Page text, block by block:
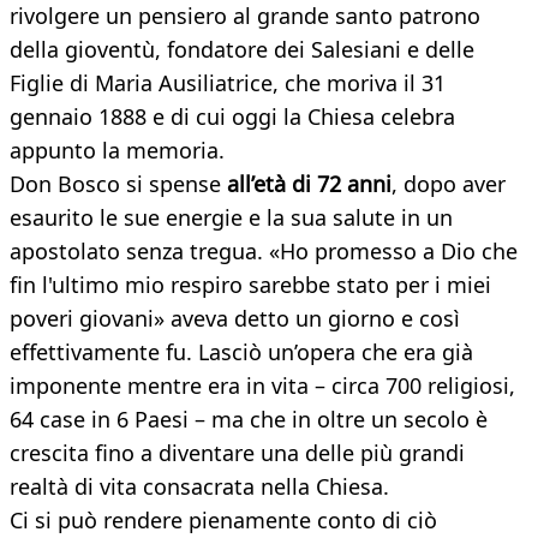
rivolgere un pensiero al grande santo patrono
della gioventù, fondatore dei Salesiani e delle
Figlie di Maria Ausiliatrice, che moriva il 31
gennaio 1888 e di cui oggi la Chiesa celebra
appunto la memoria.
Don Bosco si spense all’età di 72 anni, dopo aver
esaurito le sue energie e la sua salute in un
apostolato senza tregua. «Ho promesso a Dio che
fin l'ultimo mio respiro sarebbe stato per i miei
poveri giovani» aveva detto un giorno e così
effettivamente fu. Lasciò un’opera che era già
imponente mentre era in vita – circa 700 religiosi,
64 case in 6 Paesi – ma che in oltre un secolo è
crescita fino a diventare una delle più grandi
realtà di vita consacrata nella Chiesa.
Ci si può rendere pienamente conto di ciò